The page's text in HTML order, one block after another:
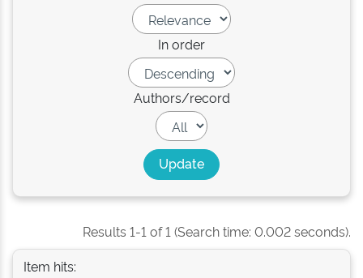
In order
Authors/record
Results 1-1 of 1 (Search time: 0.002 seconds).
Item hits: